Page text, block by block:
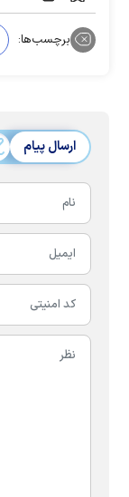
برچسب‌ها:
ارسال پیام